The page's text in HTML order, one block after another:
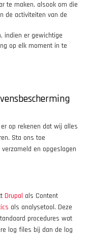
te maken, alsook om die
de activiteiten van de
indien er gewichtige
op elk moment in te
op rekenen dat wij alles
Sta ons toe
en opgeslagen
Drupal als Content
als analysetool. Deze
procedures wat
log files bij dan de log